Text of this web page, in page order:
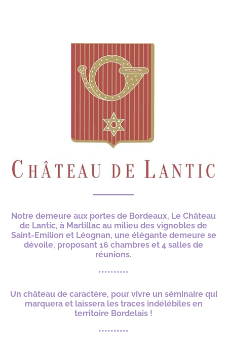
Notre demeure aux portes de Bordeaux, Le Château
de Lantic, à Martillac au milieu des vignobles de
Saint-Emilion et Léognan, une élégante demeure se
dévoile, proposant 16 chambres et 4 salles de
réunions.
**********
Un château de caractère, pour vivre un séminaire qui
marquera et laissera les traces indélébiles en
territoire Bordelais !
**********